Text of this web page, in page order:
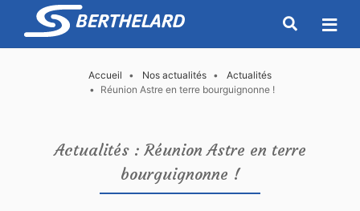
Accueil Nos actualités
Actualités
Réunion Astre en terre bourguignonne !
Actualités : Réunion Astre en terre
bourguignonne !